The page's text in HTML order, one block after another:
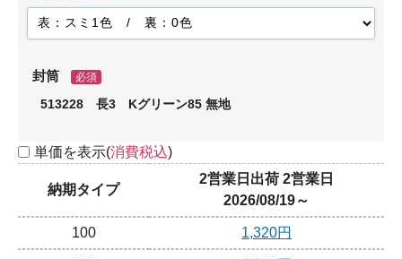
封筒 必須
513228 長3 Kグリーン85 無地
単価を表示(消費税込)
納期タイプ
2営業日出荷 2営業日
2026/08/19～
100 1,320円